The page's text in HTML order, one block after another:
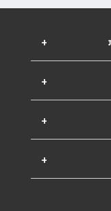
+
+
+
+